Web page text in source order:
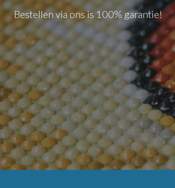
Bestellen via ons is 100% garantie!